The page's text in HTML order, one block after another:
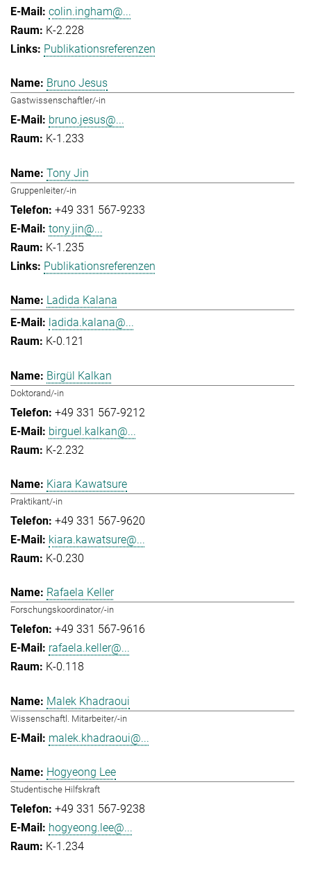
colin.ingham@...
K-2.228
Publikationsreferenzen
Bruno Jesus
Gastwissenschaftler/-in
bruno.jesus@...
K-1.233
Tony Jin
Gruppenleiter/-in
+49 331 567-9233
tony.jin@...
K-1.235
Publikationsreferenzen
Ladida Kalana
ladida.kalana@...
K-0.121
Birgül Kalkan
Doktorand/-in
+49 331 567-9212
birguel.kalkan@...
K-2.232
Kiara Kawatsure
Praktikant/-in
+49 331 567-9620
kiara.kawatsure@...
K-0.230
Rafaela Keller
Forschungskoordinator/-in
+49 331 567-9616
rafaela.keller@...
K-0.118
Malek Khadraoui
Wissenschaftl. Mitarbeiter/-in
malek.khadraoui@...
Hogyeong Lee
Studentische Hilfskraft
+49 331 567-9238
hogyeong.lee@...
K-1.234